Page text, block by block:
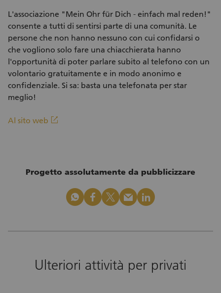
L'associazione "Mein Ohr für Dich - einfach mal reden!"
consente a tutti di sentirsi parte di una comunità. Le
persone che non hanno nessuno con cui confidarsi o
che vogliono solo fare una chiacchierata hanno
l'opportunità di poter parlare subito al telefono con un
volontario gratuitamente e in modo anonimo e
confidenziale. Si sa: basta una telefonata per star
meglio!
Al sito web linkout
Progetto assolutamente da pubblicizzare
whatsapp facebook x_logo mail linkedin
Ulteriori attività per privati